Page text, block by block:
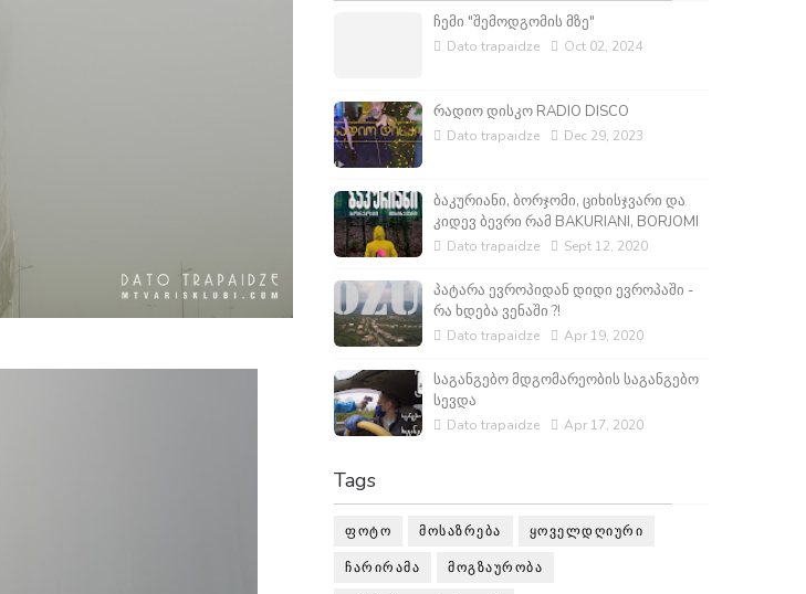
ჩემი "შემოდგომის მზე"
Dato trapaidze Oct 02, 2024
რადიო დისკო RADIO DISCO
Dato trapaidze Dec 29, 2023
ბაკურიანი, ბორჯომი, ციხისჯვარი და
კიდევ ბევრი რამ BAKURIANI, BORJOMI
Dato trapaidze Sept 12, 2020
პატარა ევროპიდან დიდი ევროპაში -
რა ხდება ვენაში ?!
Dato trapaidze Apr 19, 2020
საგანგებო მდგომარეობის საგანგებო
სევდა
Dato trapaidze Apr 17, 2020
Tags
ᲤᲝᲢᲝ ᲛᲝᲡᲐᲖᲠᲔᲑᲐ ᲧᲝᲕᲔᲚᲓᲦᲘᲣᲠᲘ
ᲩᲐᲠᲘᲠᲐᲛᲐ ᲛᲝᲒᲖᲐᲣᲠᲝᲑᲐ